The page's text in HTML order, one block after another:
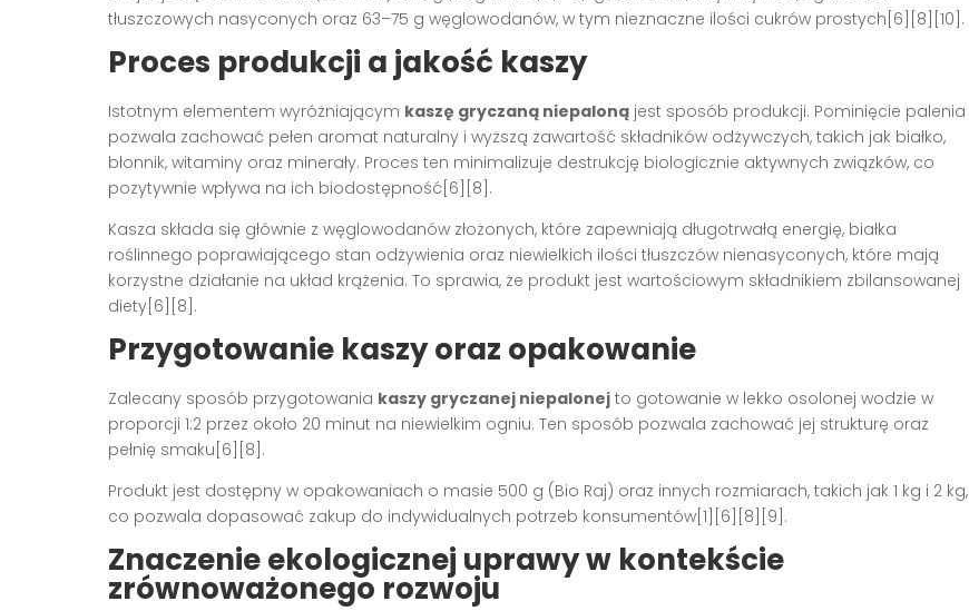
tłuszczowych nasyconych oraz 63–75 g węglowodanów, w tym nieznaczne ilości cukrów prostych[6][8][10].
Proces produkcji a jakość kaszy
Istotnym elementem wyróżniającym kaszę gryczaną niepaloną jest sposób produkcji. Pominięcie palenia
pozwala zachować pełen aromat naturalny i wyższą zawartość składników odżywczych, takich jak białko,
błonnik, witaminy oraz minerały. Proces ten minimalizuje destrukcję biologicznie aktywnych związków, co
pozytywnie wpływa na ich biodostępność[6][8].
Kasza składa się głównie z węglowodanów złożonych, które zapewniają długotrwałą energię, białka
roślinnego poprawiającego stan odżywienia oraz niewielkich ilości tłuszczów nienasyconych, które mają
korzystne działanie na układ krążenia. To sprawia, że produkt jest wartościowym składnikiem zbilansowanej
diety[6][8].
Przygotowanie kaszy oraz opakowanie
Zalecany sposób przygotowania kaszy gryczanej niepalonej to gotowanie w lekko osolonej wodzie w
proporcji 1:2 przez około 20 minut na niewielkim ogniu. Ten sposób pozwala zachować jej strukturę oraz
pełnię smaku[6][8].
Produkt jest dostępny w opakowaniach o masie 500 g (Bio Raj) oraz innych rozmiarach, takich jak 1 kg i 2 kg,
co pozwala dopasować zakup do indywidualnych potrzeb konsumentów[1][6][8][9].
Znaczenie ekologicznej uprawy w kontekście
zrównoważonego rozwoju